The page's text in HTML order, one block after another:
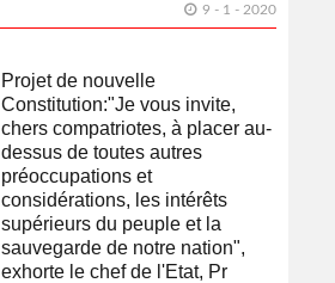
9 - 1 - 2020
Projet de nouvelle
Constitution:"Je vous invite,
chers compatriotes, à placer au-
dessus de toutes autres
préoccupations et
considérations, les intérêts
supérieurs du peuple et la
sauvegarde de notre nation",
exhorte le chef de l'Etat, Pr